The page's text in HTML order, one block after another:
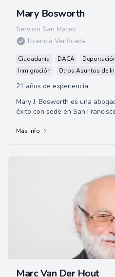
Mary Bosworth
Servicio San Mateo
Licencia Verificada
Ciudadanía DACA
Inmigración
Otros Asuntos de
21 años de experiencia
Mary J. Bosworth es una
éxito con sede en San
Más info
Marc Van Der Hout